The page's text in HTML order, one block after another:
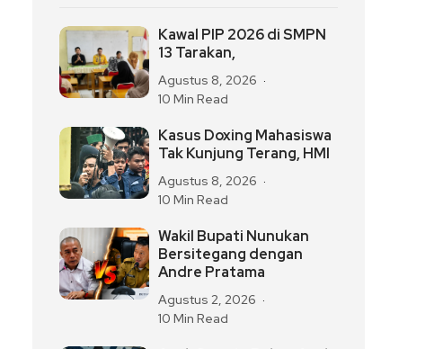
Kawal PIP 2026 di SMPN
13 Tarakan,
Agustus 8, 2026
10 Min Read
Kasus Doxing Mahasiswa
Tak Kunjung Terang, HMI
Agustus 8, 2026
10 Min Read
Wakil Bupati Nunukan
Bersitegang dengan
Andre Pratama
Agustus 2, 2026
10 Min Read